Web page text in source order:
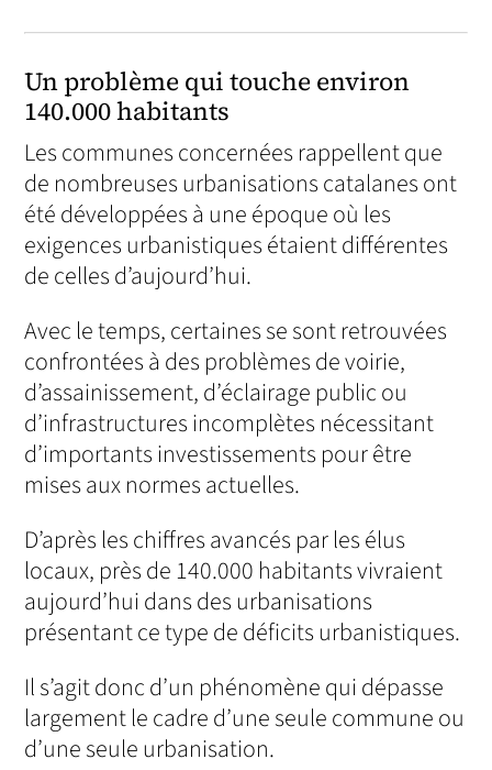
Un problème qui touche environ
140.000 habitants
Les communes concernées rappellent que
de nombreuses urbanisations catalanes ont
été développées à une époque où les
exigences urbanistiques étaient différentes
de celles d’aujourd’hui.
Avec le temps, certaines se sont retrouvées
confrontées à des problèmes de voirie,
d’assainissement, d’éclairage public ou
d’infrastructures incomplètes nécessitant
d’importants investissements pour être
mises aux normes actuelles.
D’après les chiffres avancés par les élus
locaux, près de 140.000 habitants vivraient
aujourd’hui dans des urbanisations
présentant ce type de déficits urbanistiques.
Il s’agit donc d’un phénomène qui dépasse
largement le cadre d’une seule commune ou
d’une seule urbanisation.